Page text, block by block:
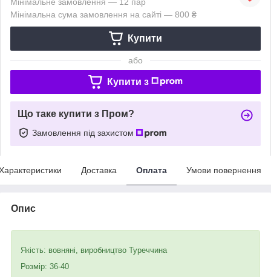
Мінімальна сума замовлення на сайті — 800 ₴
Купити
або
Купити з
Що таке купити з Пром?
Замовлення під захистом
Доставка Оплата Умови повернення
Опис
Якість: вовняні, виробництво Туреччина
Розмір: 36-40